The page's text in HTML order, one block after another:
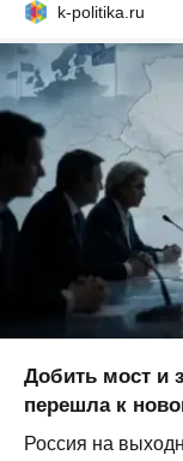
k-politika.ru
Добить мост и
перешла к
Россия на